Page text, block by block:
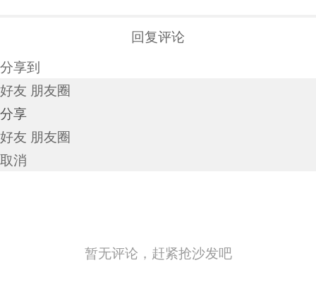
回复评论
分享到
好友 朋友圈
分享
好友 朋友圈
取消
暂无评论，赶紧抢沙发吧